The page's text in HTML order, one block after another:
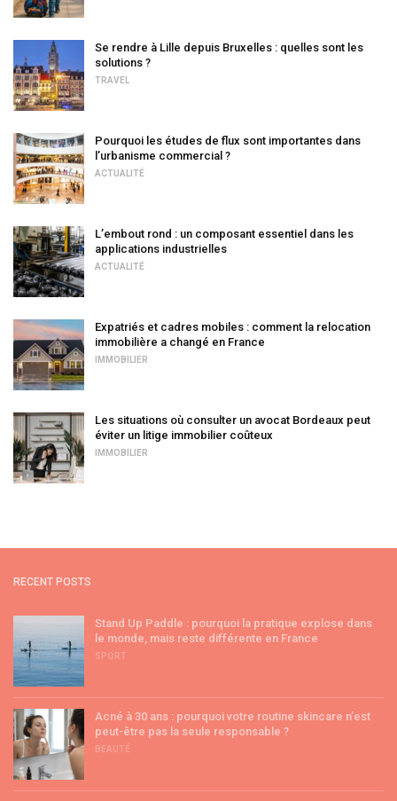
Se rendre à Lille depuis Bruxelles : quelles sont les
solutions ?
TRAVEL
Pourquoi les études de flux sont importantes dans
l’urbanisme commercial ?
ACTUALITÉ
L’embout rond : un composant essentiel dans les
applications industrielles
ACTUALITÉ
Expatriés et cadres mobiles : comment la relocation
immobilière a changé en France
IMMOBILIER
Les situations où consulter un avocat Bordeaux peut
éviter un litige immobilier coûteux
IMMOBILIER
RECENT POSTS
Stand Up Paddle : pourquoi la pratique explose dans
le monde, mais reste différente en France
SPORT
Acné à 30 ans : pourquoi votre routine skincare n’est
peut-être pas la seule responsable ?
BEAUTÉ